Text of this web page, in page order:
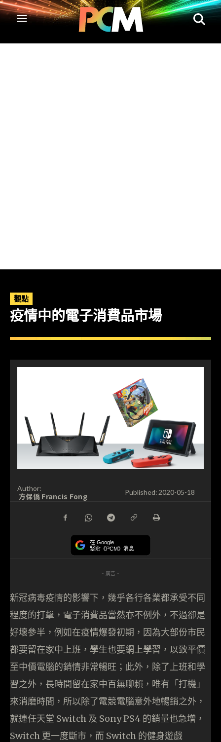
觀點
疫情中的電子消費品市場
Author:
方保僑 Francis Fong Published:2020-05-18
在 Google
緊貼《PCM》消息
- 廣告 -
新冠病毒疫情的影響下，幾乎各行各業都承受不同
程度的打擊，電子消費品當然亦不例外，不過卻是
好壞參半，例如在疫情爆發初期，因為大部份市民
都要留在家中上班，學生也要網上學習，以致平價
至中價電腦的銷情非常暢旺；此外，除了上班和學
習之外，長時間留在家中百無聊賴，唯有「打機」
來消磨時間，所以除了電競電腦意外地暢銷之外，
就連任天堂 Switch 及 Sony PS4 的銷量也急增，
Switch 更一度斷市，而 Switch 的健身遊戲